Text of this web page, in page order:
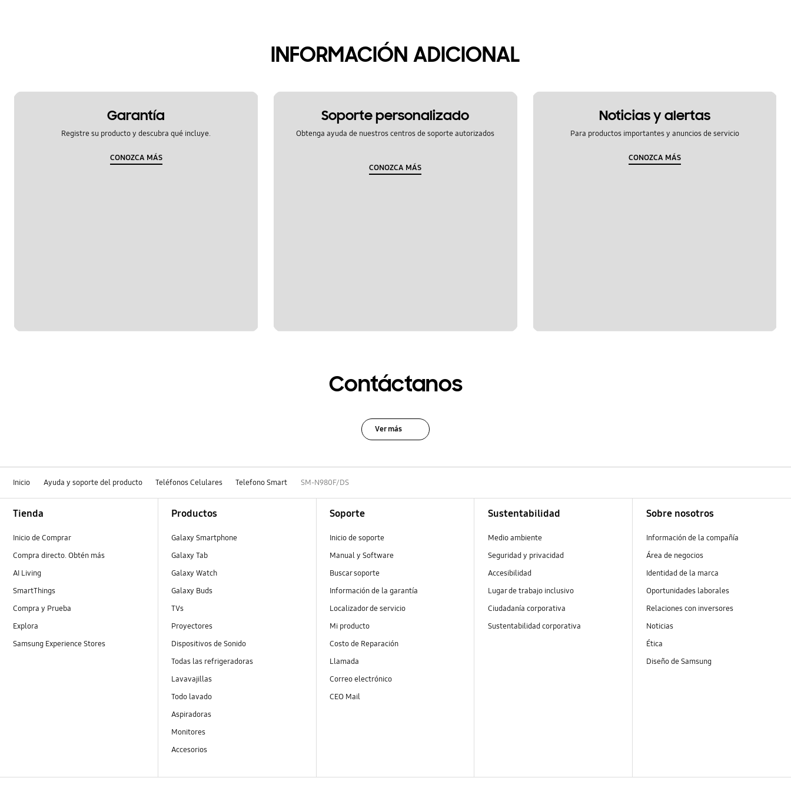
Multimedia
INFORMACIÓN ADICIONAL
Garantía
Registre su producto y descubra qué incluye.
CONOZCA MÁS
Soporte personalizado
Obtenga ayuda de nuestros centros de soporte autorizados
CONOZCA MÁS
Noticias y alertas
Para productos importantes y anuncios de servicio
CONOZCA MÁS
Contáctanos
Ver más
Inicio Ayuda y soporte del producto Teléfonos Celulares Telefono Smart SM-N980F/DS
Tienda
Inicio de Comprar
Compra directo. Obtén más
AI Living
SmartThings
Compra y Prueba
Explora
Samsung Experience Stores
Productos
Galaxy Smartphone
Galaxy Tab
Galaxy Watch
Galaxy Buds
TVs
Proyectores
Dispositivos de Sonido
Todas las refrigeradoras
Lavavajillas
Todo lavado
Aspiradoras
Monitores
Accesorios
Soporte
Inicio de soporte
Manual y Software
Buscar soporte
Información de la garantía
Localizador de servicio
Mi producto
Costo de Reparación
Llamada
Correo electrónico
CEO Mail
Sustentabilidad
Medio ambiente
Seguridad y privacidad
Accesibilidad
Lugar de trabajo inclusivo
Ciudadanía corporativa
Sustentabilidad corporativa
Sobre nosotros
Información de la compañía
Área de negocios
Identidad de la marca
Oportunidades laborales
Relaciones con inversores
Noticias
Ética
Diseño de Samsung